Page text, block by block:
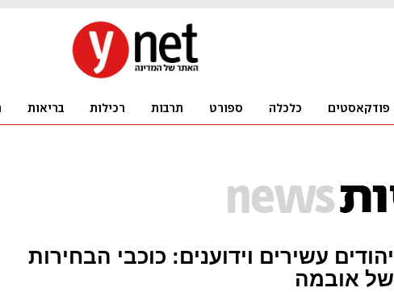
יהודים עשירים וידוענים: כוכבי הבחירות
של אובמה